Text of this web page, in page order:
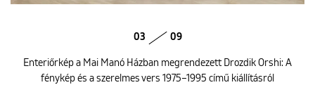
03 09
Enteriőrkép a Mai Manó Házban megrendezett Drozdik Orshi: A
fénykép és a szerelmes vers 1975–1995 című kiállításról